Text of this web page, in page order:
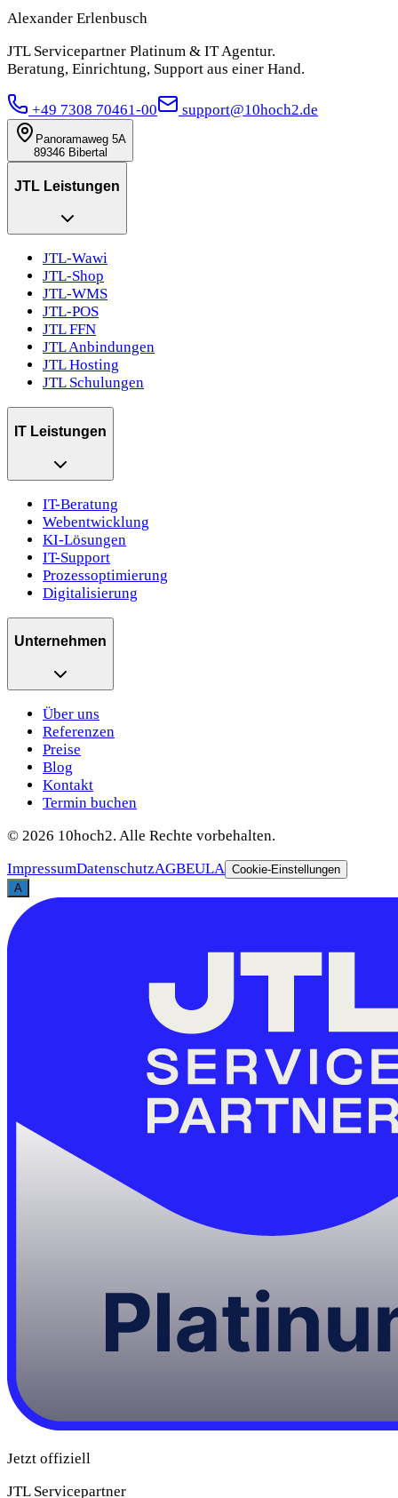
Alexander Erlenbusch
JTL Servicepartner Platinum & IT Agentur.
Beratung, Einrichtung, Support aus einer Hand.
+49 7308 70461-00 support@10hoch2.de
Panoramaweg 5A
89346 Bibertal
JTL Leistungen
JTL-Wawi
JTL-Shop
JTL-WMS
JTL-POS
JTL FFN
JTL Anbindungen
JTL Hosting
JTL Schulungen
IT Leistungen
IT-Beratung
Webentwicklung
KI-Lösungen
IT-Support
Prozessoptimierung
Digitalisierung
Unternehmen
Über uns
Referenzen
Preise
Blog
Kontakt
Termin buchen
© 2026 10hoch2. Alle Rechte vorbehalten.
ImpressumDatenschutzAGBEULA Cookie-Einstellungen
A